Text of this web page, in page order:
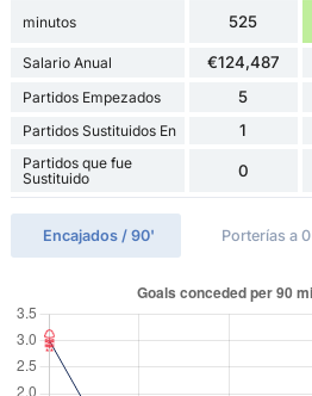
minutos 525
Salario Anual €124,487
Partidos Empezados 5
Partidos Sustituidos En 1
Partidos que fue
Sustituido
0
Encajados / 90' Porterías a 0